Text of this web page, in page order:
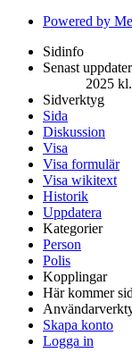
Powered by
Sidinfo
Senast
2025 kl.
Sidverktyg
Sida
Diskussion
Visa
Visa formulär
Visa wikitext
Historik
Uppdatera
Kategorier
Person
Polis
Kopplingar
Här kommer
Skapa konto
Logga in